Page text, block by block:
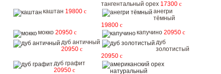
тангентальный орех 17300 c
каштан 19800 c
анегри
тёмный
19800 c
мокко 20950 c капучино 20950 c
дуб античный
20950 c
дуб
золотистый
20950 c
дуб графит
20950 c